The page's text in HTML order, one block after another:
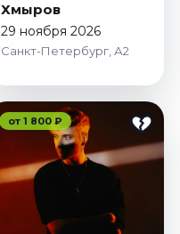
Хмыров
29 ноября 2026
Санкт-Петербург, А2
от 1 800 ₽